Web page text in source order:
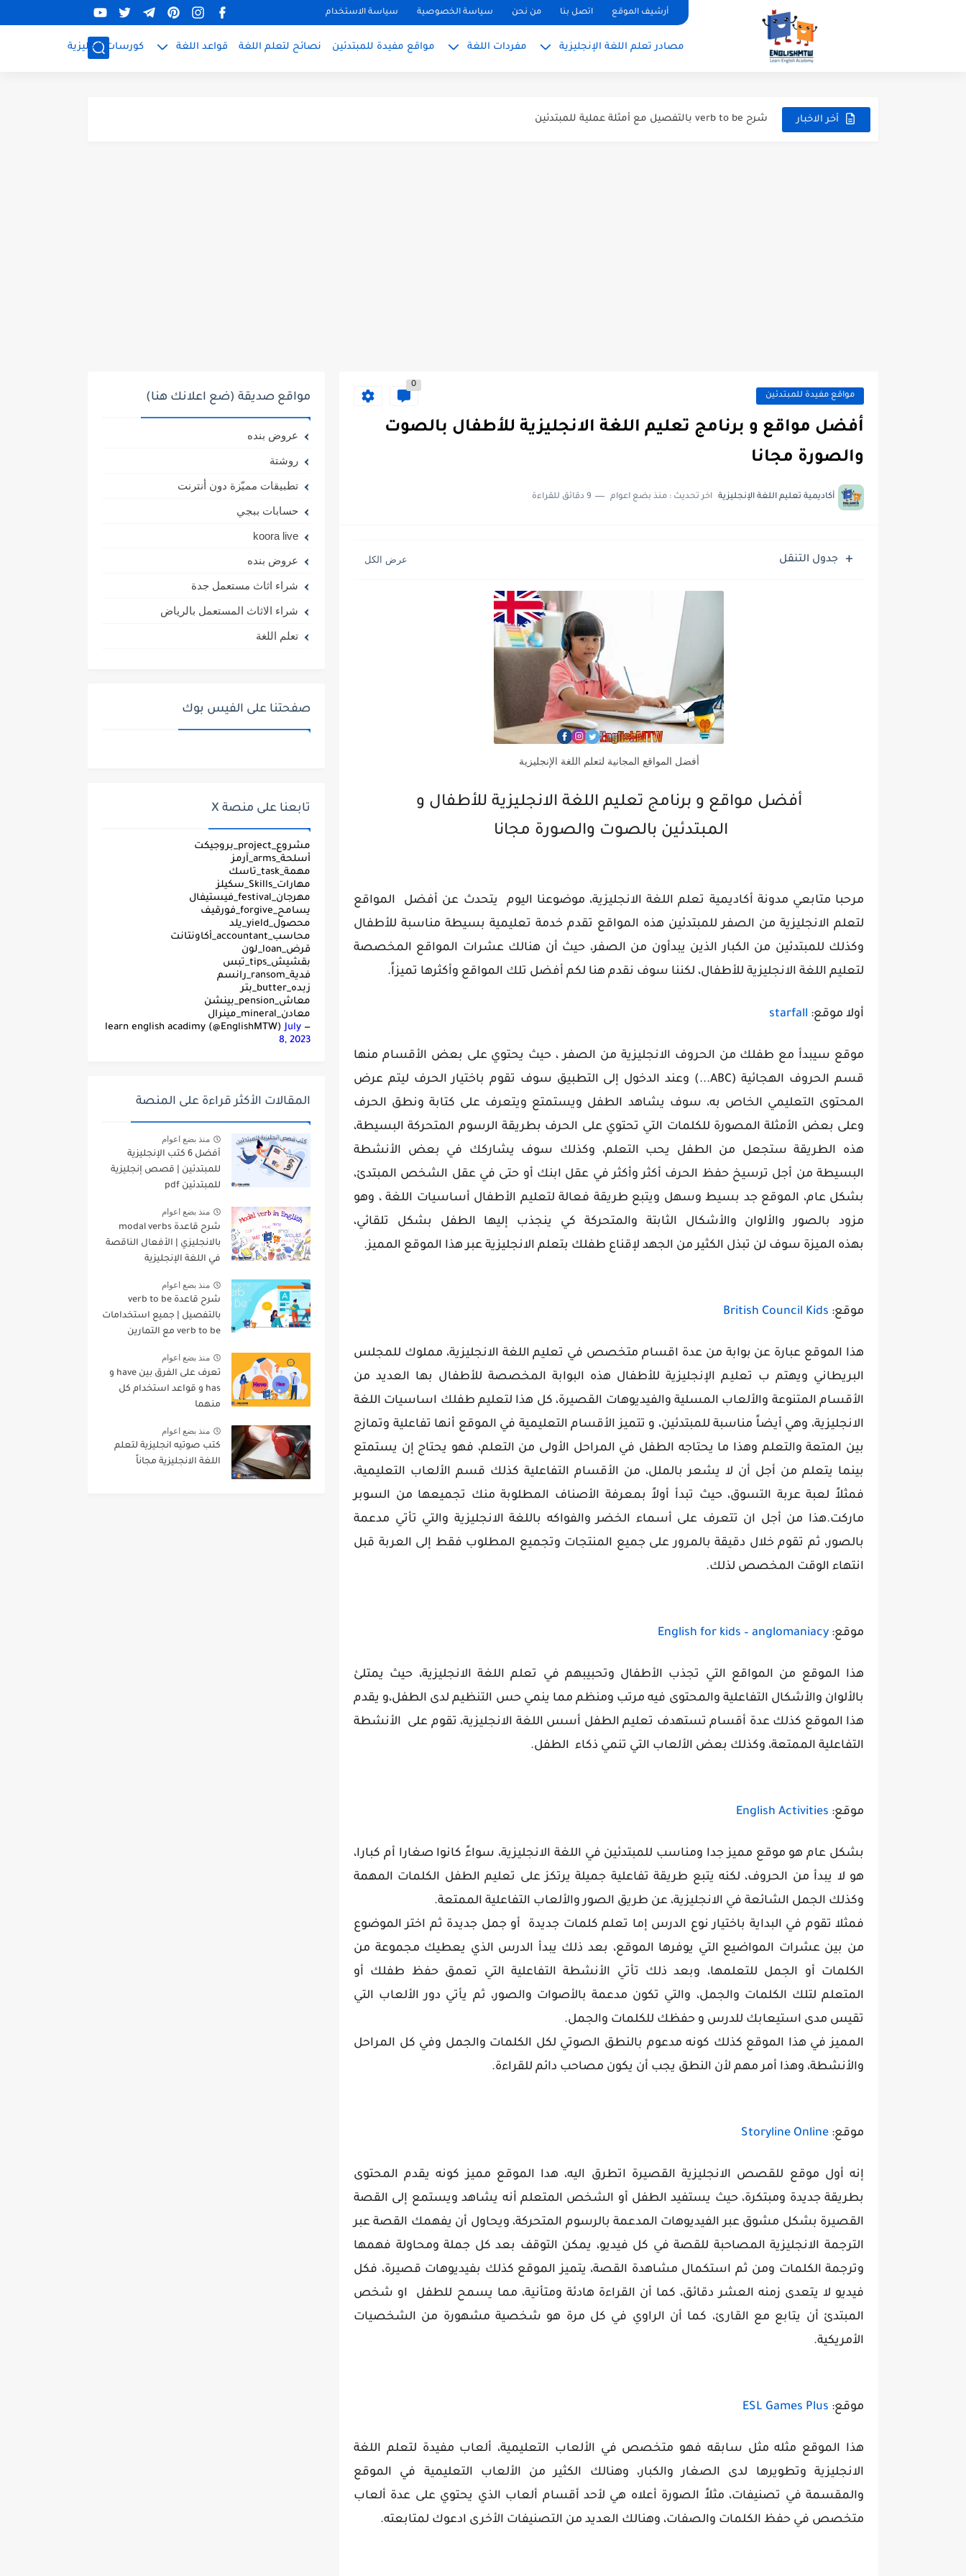
أرشيف الموقع اتصل بنا من نحن سياسة الخصوصية سياسة الاستخدام
مصادر تعلم اللغة الإنجليزية مفردات اللغة مواقع مفيدة للمبتدئين نصائح لتعلم اللغة قواعد اللغة كورسات إنجليزية
أخر الاخبار شرح verb to be بالتفصيل مع أمثلة عملية للمبتدئين
مواقع مفيدة للمبتدئين
0
أفضل مواقع و برنامج تعليم اللغة الانجليزية للأطفال بالصوت
والصورة مجانا
أكاديمية تعليم اللغة الإنجليزية اخر تحديث : منذ بضع اعوام 9 دقائق للقراءة
جدول التنقل
أفضل المواقع المجانية لتعلم اللغة الإنجليزية
أفضل مواقع و برنامج تعليم اللغة الانجليزية للأطفال و
المبتدئين بالصوت والصورة مجانا
مرحبا متابعي مدونة أكاديمية تعلم اللغة الانجليزية، موضوعنا اليوم يتحدث عن أفضل المواقع
لتعلم الانجليزية من الصفر للمبتدئين هذه المواقع تقدم خدمة تعليمية بسيطة مناسبة للأطفال
وكذلك للمبتدئين من الكبار الذين يبدأون من الصفر، حيث أن هنالك عشرات المواقع المخصصة
لتعليم اللغة الانجليزية للأطفال، لكننا سوف نقدم هنا لكم أفضل تلك المواقع وأكثرها تميزاً.
أولا موقع: starfall
موقع سيبدأ مع طفلك من الحروف الانجليزية من الصفر ، حيث يحتوي على بعض الأقسام منها
قسم الحروف الهجائية (ABC...) وعند الدخول إلى التطبيق سوف تقوم باختيار الحرف ليتم عرض
المحتوى التعليمي الخاص به، سوف يشاهد الطفل ويستمتع ويتعرف على كتابة ونطق الحرف
وعلى بعض الأمثلة المصورة للكلمات التي تحتوي على الحرف بطريقة الرسوم المتحركة البسيطة،
هذه الطريقة ستجعل من الطفل يحب التعلم، وكذلك سوف يشاركك في بعض الأنشطة
البسيطة من أجل ترسيخ حفظ الحرف أكثر وأكثر في عقل ابنك أو حتى في عقل الشخص المبتدئ،
بشكل عام، الموقع جد بسيط وسهل ويتبع طريقة فعالة لتعليم الأطفال أساسيات اللغة ، وهو
مزود بالصور والألوان والأشكال الثابتة والمتحركة كي ينجذب إليها الطفل بشكل تلقائي،
بهذه الميزة سوف لن تبذل الكثير من الجهد لإقناع طفلك بتعلم الانجليزية عبر هذا الموقع المميز.
موقع: British Council Kids
هذا الموقع عبارة عن بوابة من عدة اقسام متخصص في تعليم اللغة الانجليزية، مملوك للمجلس
البريطاني ويهتم ب تعليم الإنجليزية للأطفال هذه البوابة المخصصة للأطفال بها العديد من
الأقسام المتنوعة والألعاب المسلية والفيديوهات القصيرة، كل هذا لتعليم طفلك اساسيات اللغة
الانجليزية، وهي أيضاً مناسبة للمبتدئين، و تتميز الأقسام التعليمية في الموقع أنها تفاعلية وتمازج
بين المتعة والتعلم وهذا ما يحتاجه الطفل في المراحل الأولى من التعلم، فهو يحتاج إن يستمتع
بينما يتعلم من أجل أن لا يشعر بالملل، من الأقسام التفاعلية كذلك قسم الألعاب التعليمية،
فمثلاً لعبة عربة التسوق، حيث تبدأ أولاً بمعرفة الأصناف المطلوبة منك تجميعها من السوبر
ماركت.هذا من أجل ان تتعرف على أسماء الخضر والفواكه باللغة الانجليزية والتي تأتي مدعمة
بالصور، ثم تقوم خلال دقيقة بالمرور على جميع المنتجات وتجميع المطلوب فقط إلى العربة قبل
انتهاء الوقت المخصص لذلك.
موقع: English for kids – anglomaniacy
هذا الموقع من المواقع التي تجذب الأطفال وتحبيبهم في تعلم اللغة الانجليزية، حيث يمتلئ
بالألوان والأشكال التفاعلية والمحتوى فيه مرتب ومنظم مما ينمي حس التنظيم لدى الطفل،و يقدم
هذا الموقع كذلك عدة أقسام تستهدف تعليم الطفل أسس اللغة الانجليزية، تقوم على الأنشطة
التفاعلية الممتعة، وكذلك بعض الألعاب التي تنمي ذكاء الطفل.
موقع: English Activities
بشكل عام هو موقع مميز جدا ومناسب للمبتدئين في اللغة الانجليزية، سواءً كانوا صغارا أم كبارا،
هو لا يبدأ من الحروف، لكنه يتبع طريقة تفاعلية جميلة يرتكز على تعليم الطفل الكلمات المهمة
وكذلك الجمل الشائعة في الانجليزية، عن طريق الصور والألعاب التفاعلية الممتعة.
فمثلا تقوم في البداية باختيار نوع الدرس إما تعلم كلمات جديدة أو جمل جديدة ثم اختر الموضوع
من بين عشرات المواضيع التي يوفرها الموقع، بعد ذلك يبدأ الدرس الذي يعطيك مجموعة من
الكلمات أو الجمل للتعلمها، وبعد ذلك تأتي الأنشطة التفاعلية التي تعمق حفظ طفلك أو
المتعلم لتلك الكلمات والجمل، والتي تكون مدعمة بالأصوات والصور، ثم يأتي دور الألعاب التي
تقيس مدى استيعابك للدرس و حفظك للكلمات والجمل.
المميز في هذا الموقع كذلك كونه مدعوم بالنطق الصوتي لكل الكلمات والجمل وفي كل المراحل
والأنشطة، وهذا أمر مهم لأن النطق يجب أن يكون مصاحب دائم للقراءة.
موقع: Storyline Online
إنه أول موقع للقصص الانجليزية القصيرة اتطرق اليه، هدا الموقع مميز كونه يقدم المحتوى
بطريقة جديدة ومبتكرة، حيث يستفيد الطفل أو الشخص المتعلم أنه يشاهد ويستمع إلى القصة
القصيرة بشكل مشوق عبر الفيديوهات المدعمة بالرسوم المتحركة، ويحاول أن يفهمك القصة عبر
الترجمة الانجليزية المصاحبة للقصة في كل فيديو، يمكن التوقف بعد كل جملة ومحاولة فهمها
وترجمة الكلمات ومن ثم استكمال مشاهدة القصة، يتميز الموقع كذلك بفيديوهات قصيرة، فكل
فيديو لا يتعدى زمنه العشر دقائق، كما أن القراءة هادئة ومتأنية، مما يسمح للطفل او شخص
المبتدئ أن يتابع مع القارئ، كما أن الراوي في كل مرة هو شخصية مشهورة من الشخصيات
الأمريكية.
موقع: ESL Games Plus
هذا الموقع مثله مثل سابقه فهو متخصص في الألعاب التعليمية، ألعاب مفيدة لتعلم اللغة
الانجليزية وتطويرها لدى الصغار والكبار، وهنالك الكثير من الألعاب التعليمية في الموقع
والمقسمة في تصنيفات، مثلاً الصورة أعلاه هي لأحد أقسام ألعاب الذي يحتوي على عدة ألعاب
متخصص في حفظ الكلمات والصفات، وهنالك العديد من التصنيفات الأخرى ادعوك لمتابعته.
مواقع صديقة (ضع اعلانك هنا)
عروض بنده
روشتة
تطبيقات مميّزة دون أنترنت
حسابات ببجي
koora live
عروض بنده
شراء اثاث مستعمل جدة
شراء الاثاث المستعمل بالرياض
تعلم اللغة
صفحتنا على الفيس بوك
تابعنا على منصة X
مشروع_project_بروجيكت
أسلحة_arms_آرمز
مهمة_task_تاسك
مهارات_Skills_سكيلز
مهرجان_festival_فيستيفال
يسامح_forgive_فورقيف
محصول_yield_يلد
محاسب_accountant_أكاونتانت
قرض_loan_لون
بقشيش_tips_تبس
فدية_ransom_رانسم
زبده_butter_بتر
معاش_pension_بينشن
معادن_mineral_مينرال
— learn english acadimy (@EnglishMTW)
July
8, 2023
المقالات الأكثر قراءة على المنصة
منذ بضع اعوام
أفضل 6 كتب الإنجليزية
للمبتدئين | قصص إنجليزية
للمبتدئين pdf
منذ بضع اعوام
شرح قاعدة modal verbs
بالانجليزي | الأفعال الناقصة
في اللغة الإنجليزية
منذ بضع اعوام
شرح قاعدة verb to be
بالتفصيل | جميع استخدامات
verb to be مع التمارين
منذ بضع اعوام
تعرف على الفرق بين have و
has و قواعد استخدام كل
منهما
منذ بضع اعوام
كتب صوتيه انجليزية لتعلم
اللغة الانجليزية مجاناً